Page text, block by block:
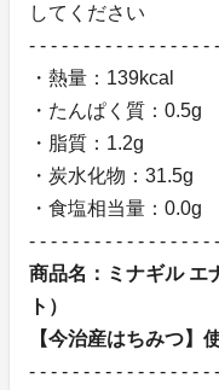
してください
- - - - - - - - - - - - - - - - -
・熱量：139kcal
・たんぱく質：0.5g
・脂質：1.2g
・炭水化物：31.5g
・食塩相当量：0.0g
- - - - - - - - - - - - - - - - -
商品名：ミナギル エ
ト）
【今治産はちみつ】
- - - - - - - - - - - - - - - - -